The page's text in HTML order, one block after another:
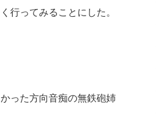
行ってみることにした。
った方向音痴の無鉄砲姉